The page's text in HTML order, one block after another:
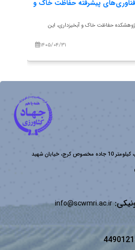
بازسازی مرکز رشد فناوری‌های
به گزارش روابط‌عمومی پژوهشکده حفاظت خاک و
تهران، کیلومتر 10 جاده مخصوص کرج، خیابان شهید
info@scwmri.ac.ir